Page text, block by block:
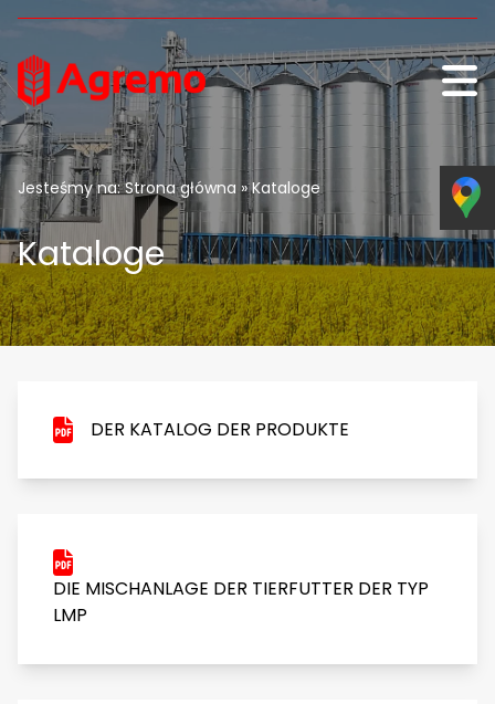
Skip to content
Jesteśmy na:Strona główna » Kataloge
Kataloge
DER KATALOG DER PRODUKTE
DIE MISCHANLAGE DER TIERFUTTER DER TYP
LMP